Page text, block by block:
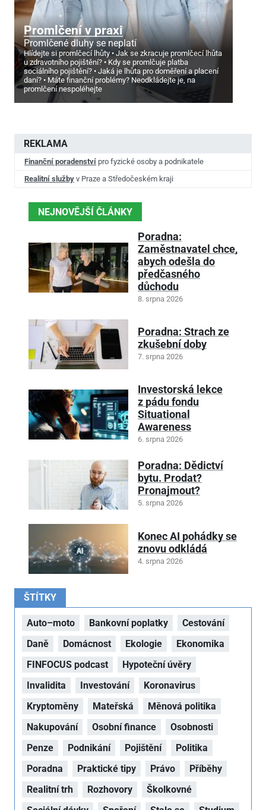
Promlčení v praxi
Promlčené dluhy se neplatí
Hlídejte si promlčecí lhůty
Jak se zkracuje promlčecí lhůta
u zdravotního pojištění?
Kdy se promlčuje platba
sociálního pojištění?
Jaká je lhůta pro doměření a placení
daní?
Máte finanční problémy? Neodkládejte je, na
promlčení nespoléhejte
REKLAMA
Finanční poradenství pro fyzické osoby a podnikatele
Realitní služby v Praze a Středočeském kraji
NEJNOVĚJŠÍ ČLÁNKY
Poradna:
Zaměstnavatel chce,
abych odešla do
předčasného
důchodu
8. srpna 2026
Poradna: Strach ze
zkušební doby
7. srpna 2026
Investorská lekce
z pádu fondu
Situational
Awareness
6. srpna 2026
Poradna: Dědictví
bytu. Prodat?
Pronajmout?
5. srpna 2026
Konec AI pohádky se
znovu odkládá
4. srpna 2026
ŠTÍTKY
Auto–moto Bankovní poplatky
Cestování
Daně
Domácnost Ekologie
Ekonomika
FINFOCUS podcast
Hypoteční úvěry
Invalidita
Investování
Koronavirus
Kryptoměny
Mateřská
Měnová politika
Nakupování
Osobní finance
Osobnosti
Penze
Podnikání Pojištění
Politika
Poradna
Praktické tipy Právo
Příběhy
Realitní trh
Rozhovory
Školkovné